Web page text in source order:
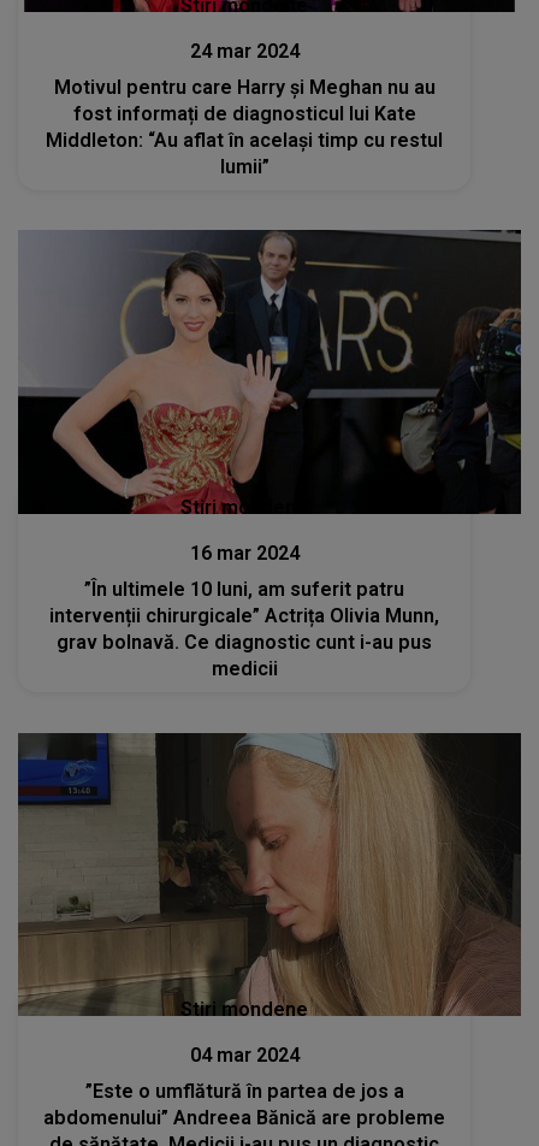
Stiri mondene
24 mar 2024
Motivul pentru care Harry și Meghan nu au
fost informați de diagnosticul lui Kate
Middleton: “Au aflat în același timp cu restul
lumii”
Stiri mondene
16 mar 2024
”În ultimele 10 luni, am suferit patru
intervenții chirurgicale” Actrița Olivia Munn,
grav bolnavă. Ce diagnostic cunt i-au pus
medicii
Stiri mondene
04 mar 2024
”Este o umflătură în partea de jos a
abdomenului” Andreea Bănică are probleme